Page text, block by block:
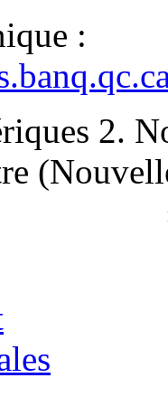
:
2.